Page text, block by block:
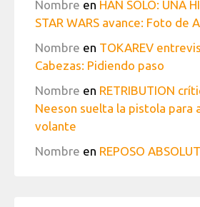
Nombre en HAN SOLO: UNA
STAR WARS avance: Foto de
Nombre en TOKAREV
Cabezas: Pidiendo paso
Nombre en RETRIBUTION
Neeson suelta la pistola para
volante
Nombre en REPOSO